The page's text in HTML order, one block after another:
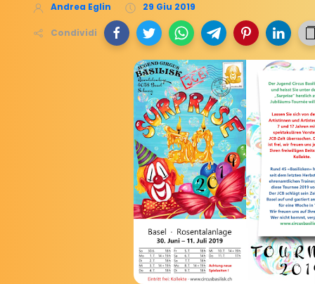
Andrea Eglin 29 Giu 2019
Condividi